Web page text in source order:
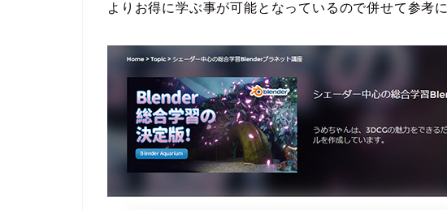
よりお得に学ぶ事が可能となっているので併せて参考